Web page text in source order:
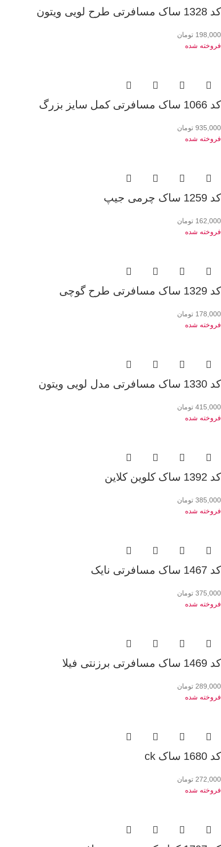
کد 1328 ساک مسافرتی طرح لویی ویتون
198,000 تومان
فروخته شده
کد 1066 ساک مسافرتی کمل سایز بزرگ
935,000 تومان
فروخته شده
کد 1259 ساک چرمی جیپ
162,000 تومان
فروخته شده
کد 1329 ساک مسافرتی طرح گوچی
178,000 تومان
فروخته شده
کد 1330 ساک مسافرتی مدل لویی ویتون
415,000 تومان
فروخته شده
کد 1392 ساک کلوین کلاین
385,000 تومان
فروخته شده
کد 1467 ساک مسافرتی نایک
375,000 تومان
فروخته شده
کد 1469 ساک مسافرتی برزنتی فیلا
289,000 تومان
فروخته شده
کد 1680 ساک ck
272,000 تومان
فروخته شده